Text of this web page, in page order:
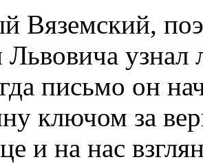
Вяземский,
Львовича узнал
письмо он
ключом за
и на нас